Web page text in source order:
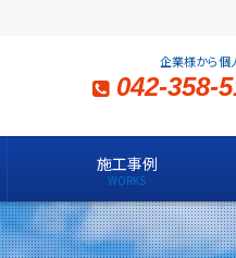
企業様から個
042-358-
施工事例